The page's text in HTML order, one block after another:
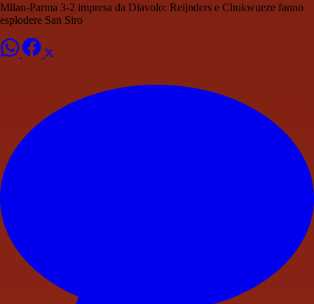
Milan-Parma 3-2 impresa da Diavolo: Reijnders e Chukwueze fanno
esplodere San Siro